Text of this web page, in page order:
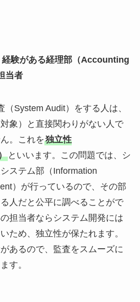
験がある経理部（Accounting
当者
（System Audit）をする人は、
象）と直接関わりがない人で
。これを独立性
といいます。この問題では、シ
ステム部（Information
）が行っているので、その部
人だと公平に調べることがで
担当者ならシステム開発には
ため、独立性が保たれます。
あるので、監査をスムーズに
す。